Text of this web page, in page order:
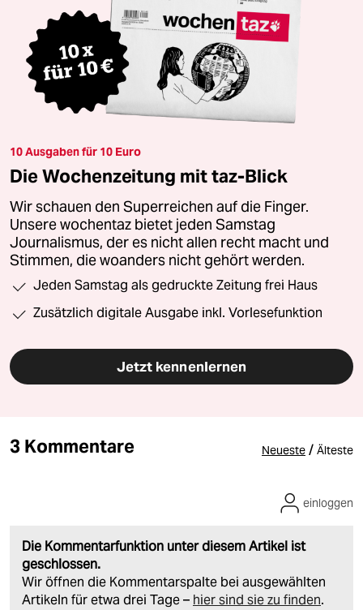
10 Ausgaben für 10 Euro
Die Wochenzeitung mit taz-Blick
Wir schauen den Superreichen auf die Finger.
Unsere wochentaz bietet jeden Samstag
Journalismus, der es nicht allen recht macht und
Stimmen, die woanders nicht gehört werden.
Jeden Samstag als gedruckte Zeitung frei Haus
Zusätzlich digitale Ausgabe inkl. Vorlesefunktion
Jetzt kennenlernen
3 Kommentare Neueste / Älteste
Die Kommentarfunktion unter diesem Artikel ist
geschlossen.
Wir öffnen die Kommentarspalte bei ausgewählten
Artikeln für etwa drei Tage – hier sind sie zu finden.
einloggen